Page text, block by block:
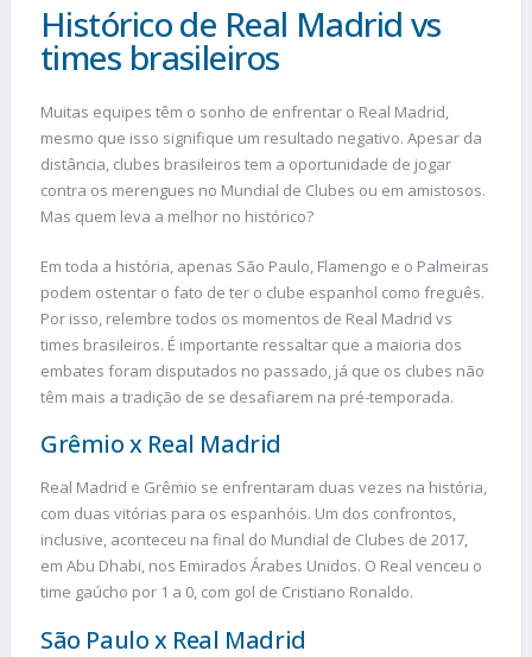
Histórico de Real Madrid vs
times brasileiros
Muitas equipes têm o sonho de enfrentar o Real Madrid,
mesmo que isso signifique um resultado negativo. Apesar da
distância, clubes brasileiros tem a oportunidade de jogar
contra os merengues no Mundial de Clubes ou em amistosos.
Mas quem leva a melhor no histórico?
Em toda a história, apenas São Paulo, Flamengo e o Palmeiras
podem ostentar o fato de ter o clube espanhol como freguês.
Por isso, relembre todos os momentos de Real Madrid vs
times brasileiros. É importante ressaltar que a maioria dos
embates foram disputados no passado, já que os clubes não
têm mais a tradição de se desafiarem na pré-temporada.
Grêmio x Real Madrid
Real Madrid e Grêmio se enfrentaram duas vezes na história,
com duas vitórias para os espanhóis. Um dos confrontos,
inclusive, aconteceu na final do Mundial de Clubes de 2017,
em Abu Dhabi, nos Emirados Árabes Unidos. O Real venceu o
time gaúcho por 1 a 0, com gol de Cristiano Ronaldo.
São Paulo x Real Madrid